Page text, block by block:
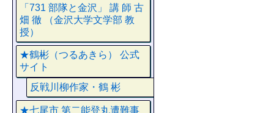
「731 部隊と金沢」 講 師 古
畑 徹 （金沢大学文学部 教
授）
★鶴彬（つるあきら） 公式
サイト
反戦川柳作家・鶴 彬
★七尾市 第二能登丸遭難事